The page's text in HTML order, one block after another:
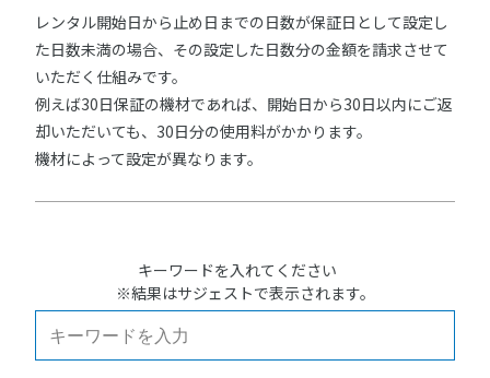
レンタル開始日から止め日までの日数が保証日として設定し
た日数未満の場合、その設定した日数分の金額を請求させて
いただく仕組みです。
例えば30日保証の機材であれば、開始日から30日以内にご返
却いただいても、30日分の使用料がかかります。
機材によって設定が異なります。
キーワードを入れてください
※結果はサジェストで表示されます。